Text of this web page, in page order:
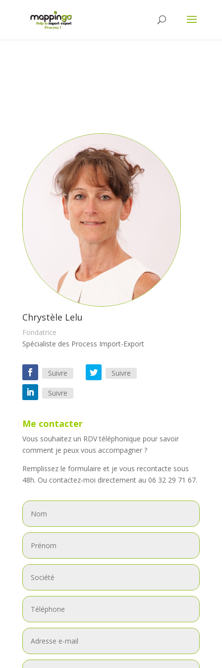
Chrystèle Lelu
Fondatrice
Spécialiste des Process Import-Export
Suivre Suivre
Suivre
Me contacter
Vous souhaitez un RDV téléphonique pour savoir
comment je peux vous accompagner ?
Remplissez le formulaire et je vous recontacte sous
48h. Ou contactez-moi directement au 06 32 29 71 67.